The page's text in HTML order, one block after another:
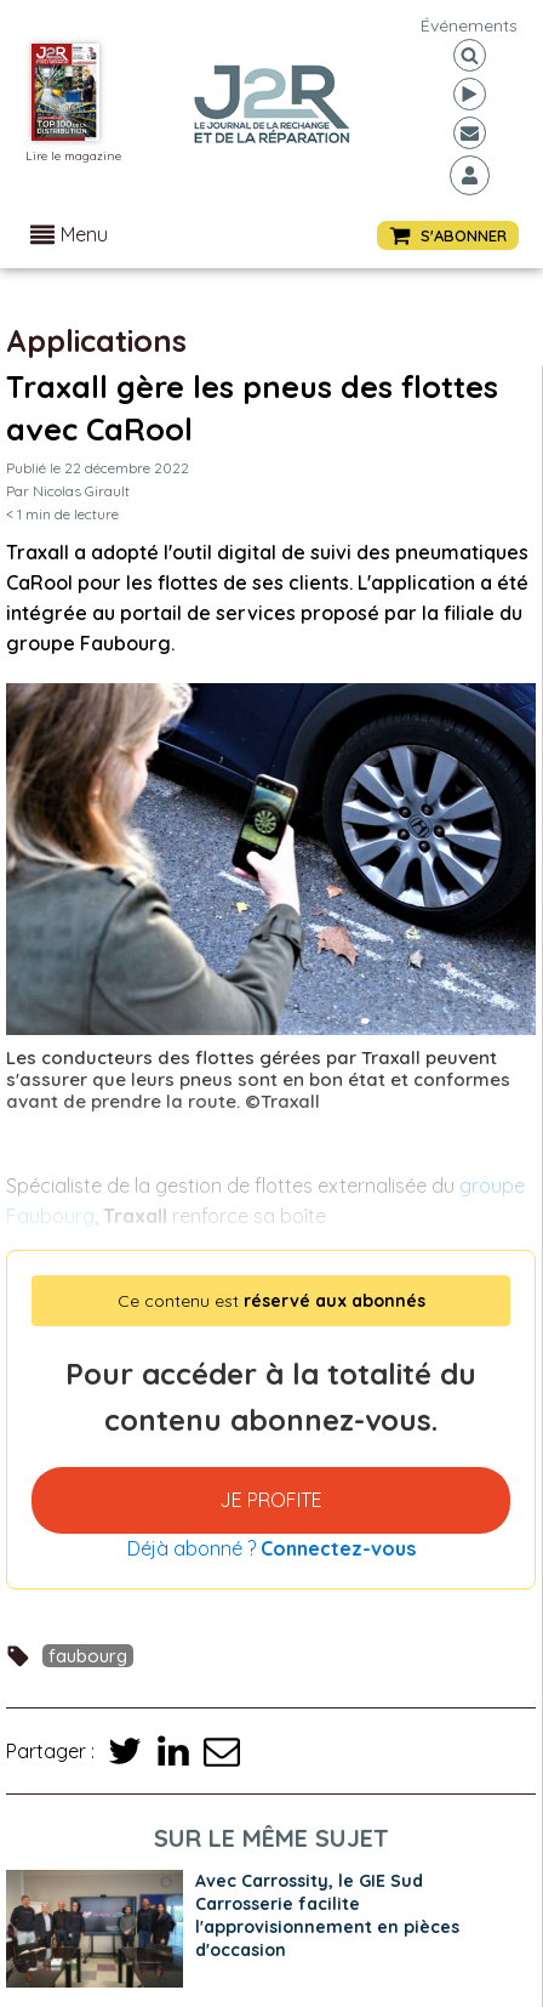
Lire le magazine
Événements
Menu S'ABONNER
Applications
Traxall gère les pneus des flottes
avec CaRool
Publié le 22 décembre 2022
Par Nicolas Girault
< 1 min de lecture
Traxall a adopté l'outil digital de suivi des pneumatiques
CaRool pour les flottes de ses clients. L'application a été
intégrée au portail de services proposé par la filiale du
groupe Faubourg.
Les conducteurs des flottes gérées par Traxall peuvent
s'assurer que leurs pneus sont en bon état et conformes
avant de prendre la route. ©Traxall
Spécialiste de la gestion de flottes externalisée du groupe
Faubourg Traxall renforce sa boîte
Ce contenu est réservé aux abonnés
Pour accéder à la totalité du
contenu abonnez-vous.
JE PROFITE
Déjà abonné ? Connectez-vous
faubourg
Partager :
SUR LE MÊME SUJET
Avec Carrossity, le GIE Sud
Carrosserie facilite
l'approvisionnement en pièces
d'occasion